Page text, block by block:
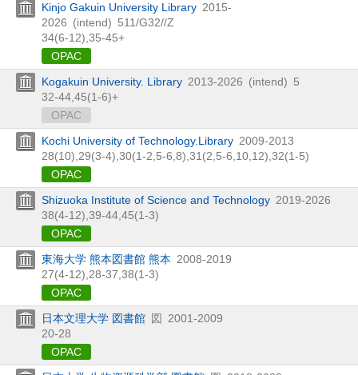
Kinjo Gakuin University Library 2015-
2026 (intend) 511/G32//Z
34(6-12),35-45+
OPAC
Kogakuin University. Library 2013-2026 (intend) 5
32-44,45(1-6)+
OPAC
Kochi University of Technology.Library 2009-2013
28(10),29(3-4),30(1-2,5-6,8),31(2,5-6,10,12),32(1-5)
OPAC
Shizuoka Institute of Science and Technology 2019-2026
38(4-12),39-44,45(1-3)
OPAC
東海大学 熊本図書館 熊本 2008-2019
27(4-12),28-37,38(1-3)
OPAC
日本文理大学 図書館 図 2001-2009
20-28
OPAC